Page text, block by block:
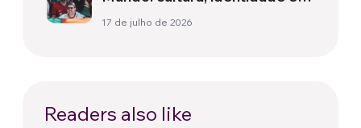
política para além do campo
17 de julho de 2026
Readers also like